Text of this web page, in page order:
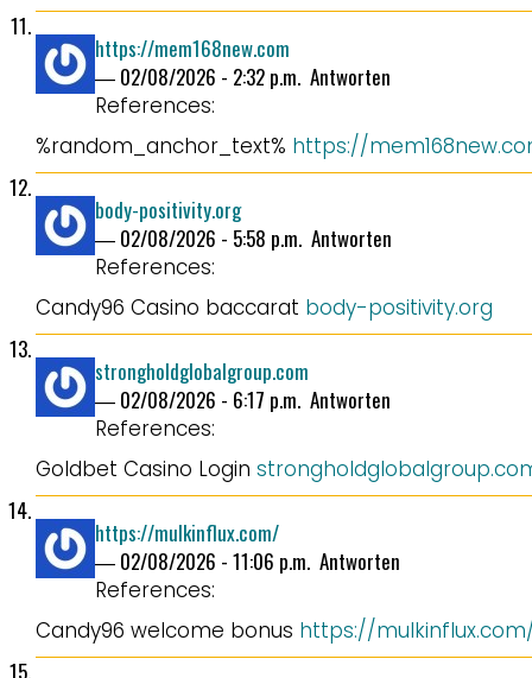
https://mem168new.com
― 02/08/2026 - 2:32 p.m. Antworten
References:
%random_anchor_text% https://
body-positivity.org
― 02/08/2026 - 5:58 p.m. Antworten
References:
Candy96 Casino baccarat body-positivity.org
strongholdglobalgroup.com
― 02/08/2026 - 6:17 p.m. Antworten
References:
Goldbet Casino Login
https://mulkinflux.com/
― 02/08/2026 - 11:06 p.m. Antworten
References:
Candy96 welcome bonus https://